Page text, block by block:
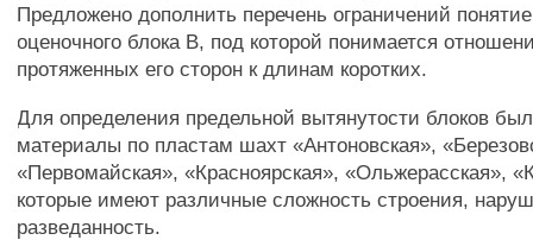
Предложено дополнить перечень ограничений
оценочного блока В, под которой понимается
протяженных его сторон к длинам коротких.
Для определения предельной вытянутости блоков
материалы по пластам шахт «Антоновская»,
«Первомайская», «Красноярская», «Ольжерасская»,
которые имеют различные сложность строения,
разведанность.